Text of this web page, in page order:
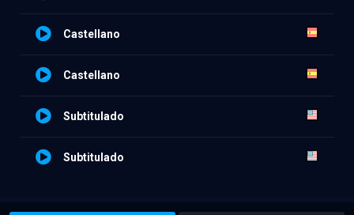
Castellano
Castellano
Subtitulado
Subtitulado